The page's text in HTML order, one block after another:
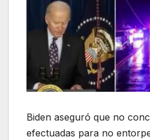
Biden aseguró que no
efectuadas para no